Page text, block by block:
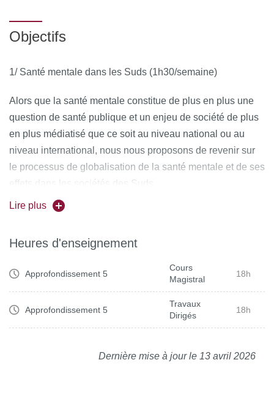
Objectifs
1/ Santé mentale dans les Suds (1h30/semaine)
Alors que la santé mentale constitue de plus en plus une
question de santé publique et un enjeu de société de plus
en plus médiatisé que ce soit au niveau national ou au
niveau international, nous nous proposons de revenir sur
le processus de globalisation de la santé mentale et de ses
effets dans les sociétés des Suds.
Ce cours sera décomposé en cinq séquences :
en économie de la santé)
- La charge de morbidité globale : enjeux
épidémiologiques et politiques de santé dans des
- Enquêter et produire des données sur la santé mentale
Lire plus
Heures d'enseignement
Approfondissement 5
Cours
Magistral
18h
Approfondissement 5
Travaux
Dirigés
18h
Dernière mise à jour le 13 avril 2026